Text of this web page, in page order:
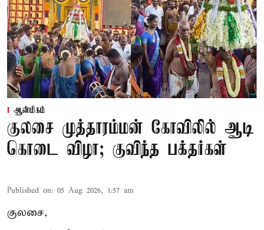
ஆன்மிகம்
குலசை முத்தாரம்மன் கோவிலில் ஆடி
கொடை விழா; குவிந்த பக்தர்கள்
Published on: 05 Aug 2026, 1:57 am
குலசை,